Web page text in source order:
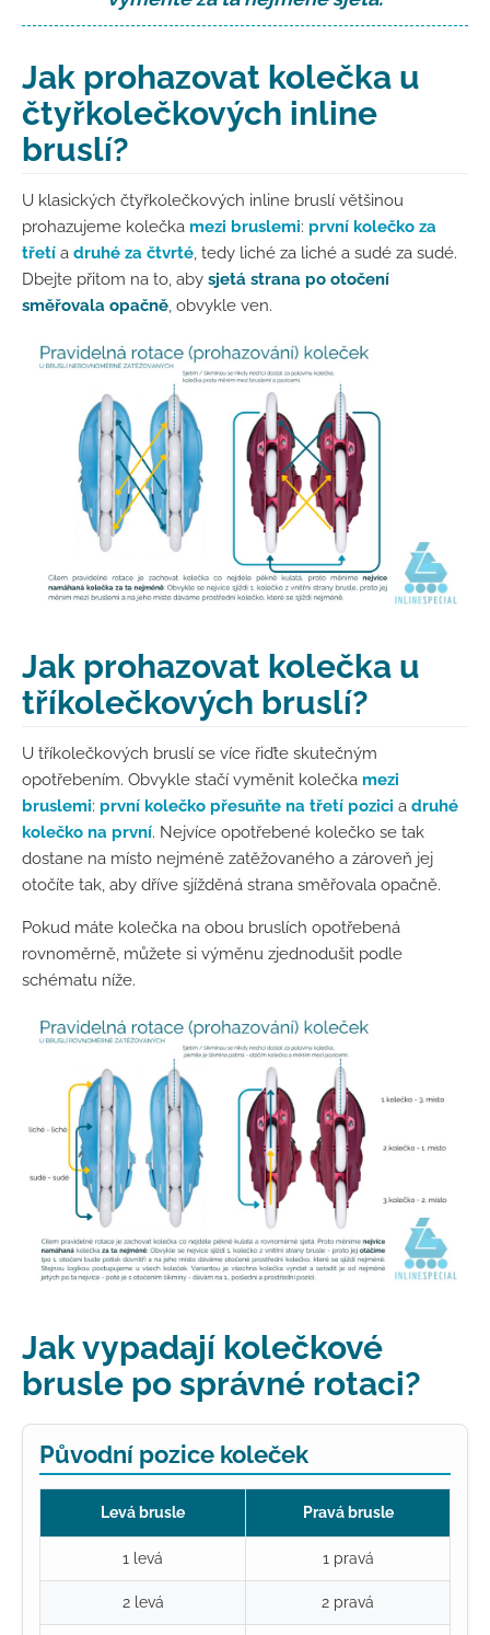
Jak prohazovat kolečka u
čtyřkolečkových inline
bruslí?
U klasických čtyřkolečkových inline bruslí většinou
prohazujeme kolečka mezi bruslemi: první kolečko za
třetí a druhé za čtvrté, tedy liché za liché a sudé za sudé.
Dbejte přitom na to, aby sjetá strana po otočení
směřovala opačně, obvykle ven.
Jak prohazovat kolečka u
tříkolečkových bruslí?
U tříkolečkových bruslí se více řiďte skutečným
opotřebením. Obvykle stačí vyměnit kolečka mezi
bruslemi: první kolečko přesuňte na třetí pozici a druhé
kolečko na první. Nejvíce opotřebené kolečko se tak
dostane na místo nejméně zatěžovaného a zároveň jej
otočíte tak, aby dříve sjížděná strana směřovala opačně.
Pokud máte kolečka na obou bruslích opotřebená
rovnoměrně, můžete si výměnu zjednodušit podle
schématu níže.
Jak vypadají kolečkové
brusle po správné rotaci?
Původní pozice koleček
Levá brusle Pravá brusle
1 levá 1 pravá
2 levá 2 pravá